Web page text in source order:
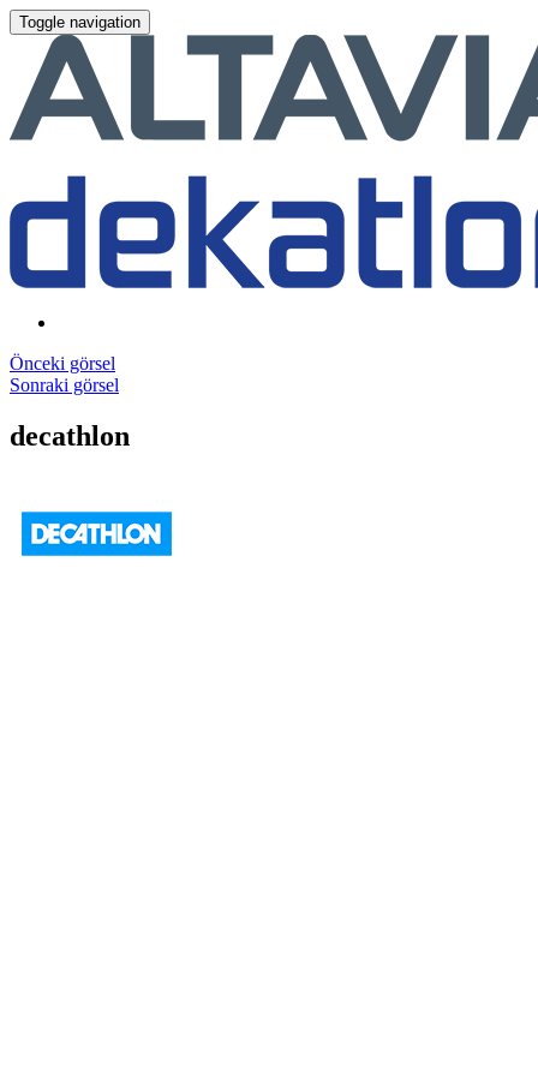
Toggle navigation
Önceki görsel
Sonraki görsel
decathlon